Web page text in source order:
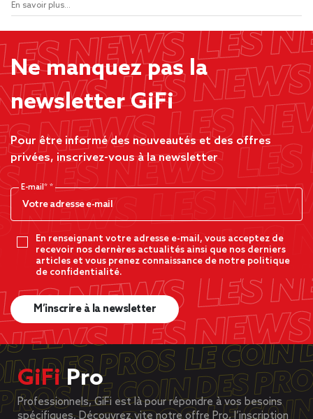
En savoir plus...
Ne manquez pas la
newsletter GiFi
Pour être informé des nouveautés et des offres
privées, inscrivez-vous à la newsletter
E-mail*
En renseignant votre adresse e-mail, vous acceptez de
recevoir nos dernères actualités ainsi que nos derniers
articles et vous prenez connaissance de notre politique
de confidentialité.
M’inscrire à la newsletter
GiFiPro
Professionnels, GiFi est là pour répondre à vos besoins
spécifiques. Découvrez vite notre offre Pro, l’inscription